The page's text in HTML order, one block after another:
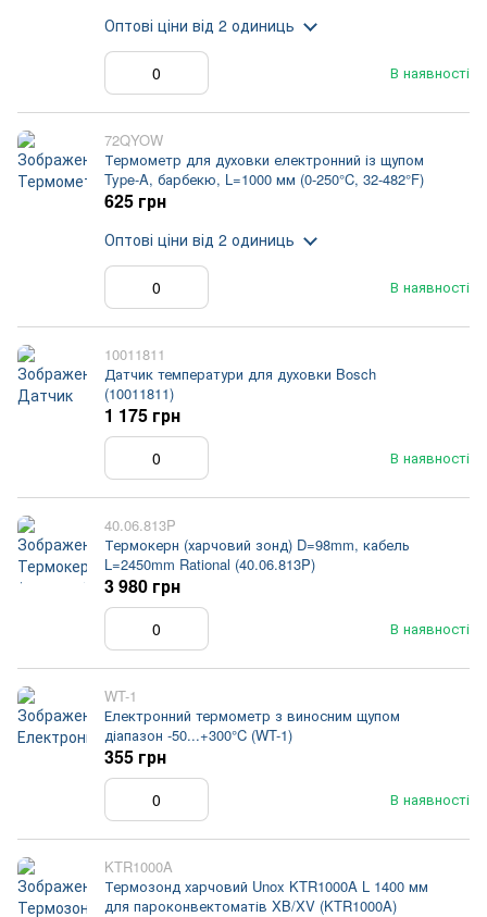
В наявності
Оптові ціни від 2 одиниць
72QYOW
Термометр для духовки електронний із щупом
Type-A, барбекю, L=1000 мм (0-250°C, 32-482°F)
В наявності
625 грн
Оптові ціни від 2 одиниць
10011811
Датчик температури для духовки Bosch
(10011811)
В наявності
1 175 грн
40.06.813P
Термокерн (харчовий зонд) D=98mm, кабель
L=2450mm Rational (40.06.813P)
В наявності
3 980 грн
WT-1
Електронний термометр з виносним щупом
діапазон -50...+300°C (WT-1)
В наявності
355 грн
KTR1000A
Термозонд харчовий Unox KTR1000A L 1400 мм
для пароконвектоматів XB/XV (KTR1000A)